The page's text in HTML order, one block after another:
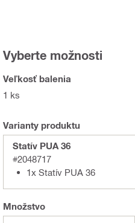
Vyberte možnosti
Veľkosť balenia
1 ks
Varianty produktu
Statív PUA 36
#2048717
1x Statív PUA 36
Množstvo